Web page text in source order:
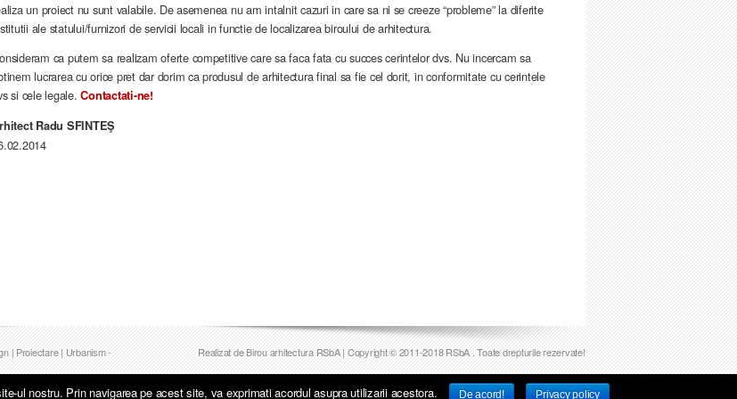
un proiect nu sunt valabile. De asemenea nu am intalnit cazuri in care sa ni se creeze “probleme” la diferite
ale statului/furnizori de servicii locali in functie de localizarea biroului de arhitectura.
ca putem sa realizam oferte competitive care sa faca fata cu succes cerintelor dvs. Nu incercam sa
lucrarea cu orice pret dar dorim ca produsul de arhitectura final sa fie cel dorit, in conformitate cu cerintele
si cele legale.Contactati-ne!
Radu SFINTEŞ
| Proiectare | Urbanism -
Realizat deBirou arhitectura RSbA| Copyright © 2011-2018RSbA. Toate drepturile rezervate!
ul nostru. Prin navigarea pe acest site, va exprimati acordul asupra utilizarii acestora. De acord! Privacy policy